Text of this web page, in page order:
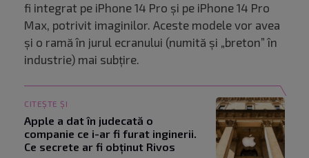
fi integrat pe iPhone 14 Pro și pe iPhone 14 Pro
Max, potrivit imaginilor. Aceste modele vor avea
și o ramă în jurul ecranului (numită și „breton” în
industrie) mai subțire.
CITEȘTE ȘI
Apple a dat în judecată o
companie ce i-ar fi furat inginerii.
Ce secrete ar fi obținut Rivos